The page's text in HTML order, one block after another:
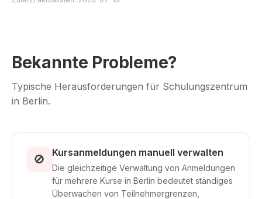
Bekannte Probleme?
Typische Herausforderungen für Schulungszentrum
in Berlin.
🚫 Kursanmeldungen manuell verwalten
Die gleichzeitige Verwaltung von Anmeldungen
für mehrere Kurse in Berlin bedeutet ständiges
Überwachen von Teilnehmergrenzen,